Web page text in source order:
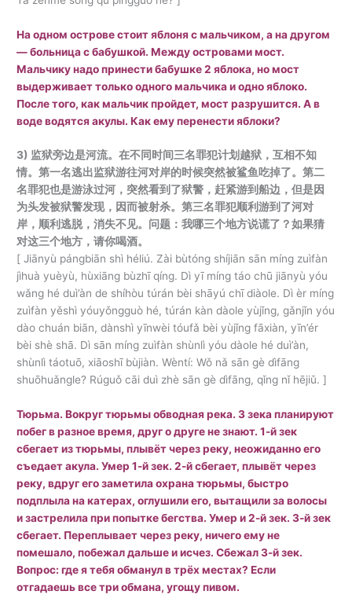
На одном острове стоит яблоня с мальчиком, а на другом
— больница с бабушкой. Между островами мост.
Мальчику надо принести бабушке 2 яблока, но мост
выдерживает только одного мальчика и одно яблоко.
После того, как мальчик пройдет, мост разрушится. А в
воде водятся акулы. Как ему перенести яблоки?
3) 监狱旁边是河流。在不同时间三名罪犯计划越狱，互相不知
情。第一名逃出监狱游往河对岸的时候突然被鲨鱼吃掉了。第二
名罪犯也是游泳过河，突然看到了狱警，赶紧游到船边，但是因
为头发被狱警发现，因而被射杀。第三名罪犯顺利游到了河对
岸，顺利逃脱，消失不见。问题：我哪三个地方说谎了？如果猜
对这三个地方，请你喝酒。
[ Jiānyù pángbiān shì héliú. Zài bùtóng shíjiān sān míng zuìfàn
jìhuà yuèyù, hùxiāng bùzhī qíng. Dì yī míng táo chū jiānyù yóu
wǎng hé duì’àn de shíhòu túrán bèi shāyú chī diàole. Dì èr míng
zuìfàn yěshì yóuyǒngguò hé, túrán kàn dàole yùjǐng, gǎnjǐn yóu
dào chuán biān, dànshì yīnwèi tóufǎ bèi yùjǐng fāxiàn, yīn’ér
bèi shè shā. Dì sān míng zuìfàn shùnlì yóu dàole hé duì’àn,
shùnlì táotuō, xiāoshī bùjiàn. Wèntí: Wǒ nǎ sān gè dìfāng
shuōhuǎngle? Rúguǒ cāi duì zhè sān gè dìfāng, qǐng nǐ hējiǔ. ]
Тюрьма. Вокруг тюрьмы обводная река. 3 зека планируют
побег в разное время, друг о друге не знают. 1-й зек
сбегает из тюрьмы, плывёт через реку, неожиданно его
съедает акула. Умер 1-й зек. 2-й сбегает, плывёт через
реку, вдруг его заметила охрана тюрьмы, быстро
подплыла на катерах, оглушили его, вытащили за волосы
и застрелила при попытке бегства. Умер и 2-й зек. 3-й зек
сбегает. Переплывает через реку, ничего ему не
помешало, побежал дальше и исчез. Сбежал 3-й зек.
Вопрос: где я тебя обманул в трёх местах? Если
отгадаешь все три обмана, угощу пивом.